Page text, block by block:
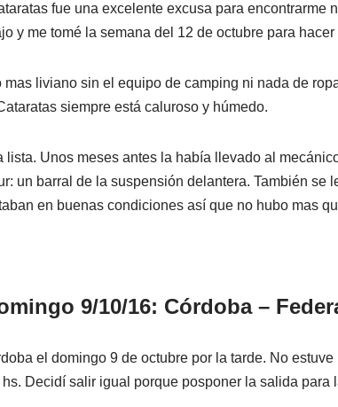
fue una excelente excusa para encontrarme
y me tomé la semana del 12 de octubre para hacer
liviano sin el equipo de camping ni nada de
siempre está caluroso y húmedo.
lista. Unos meses antes la había llevado al
un barral de la suspensión delantera. También se
en buenas condiciones así que no hubo mas
9/10/16: Córdoba –
el domingo 9 de octubre por la tarde. No
Decidí salir igual porque posponer la salida